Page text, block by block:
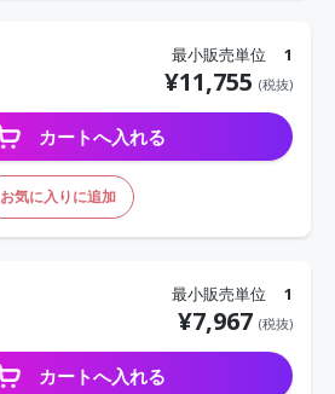
最小販売単位 1
¥11,755 (税抜)
カートへ入れる
お気に入りに追加
最小販売単位 1
¥7,967 (税抜)
カートへ入れる